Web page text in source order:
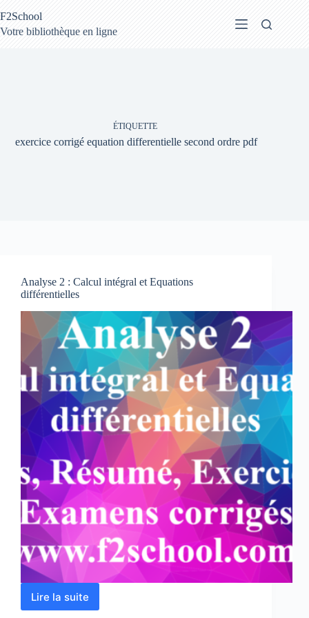
au
contenu
F2School
Votre bibliothèque en ligne
ÉTIQUETTE
exercice corrigé equation differentielle second ordre pdf
Analyse 2 : Calcul intégral et Equations
différentielles
Lire la suite
Analyse